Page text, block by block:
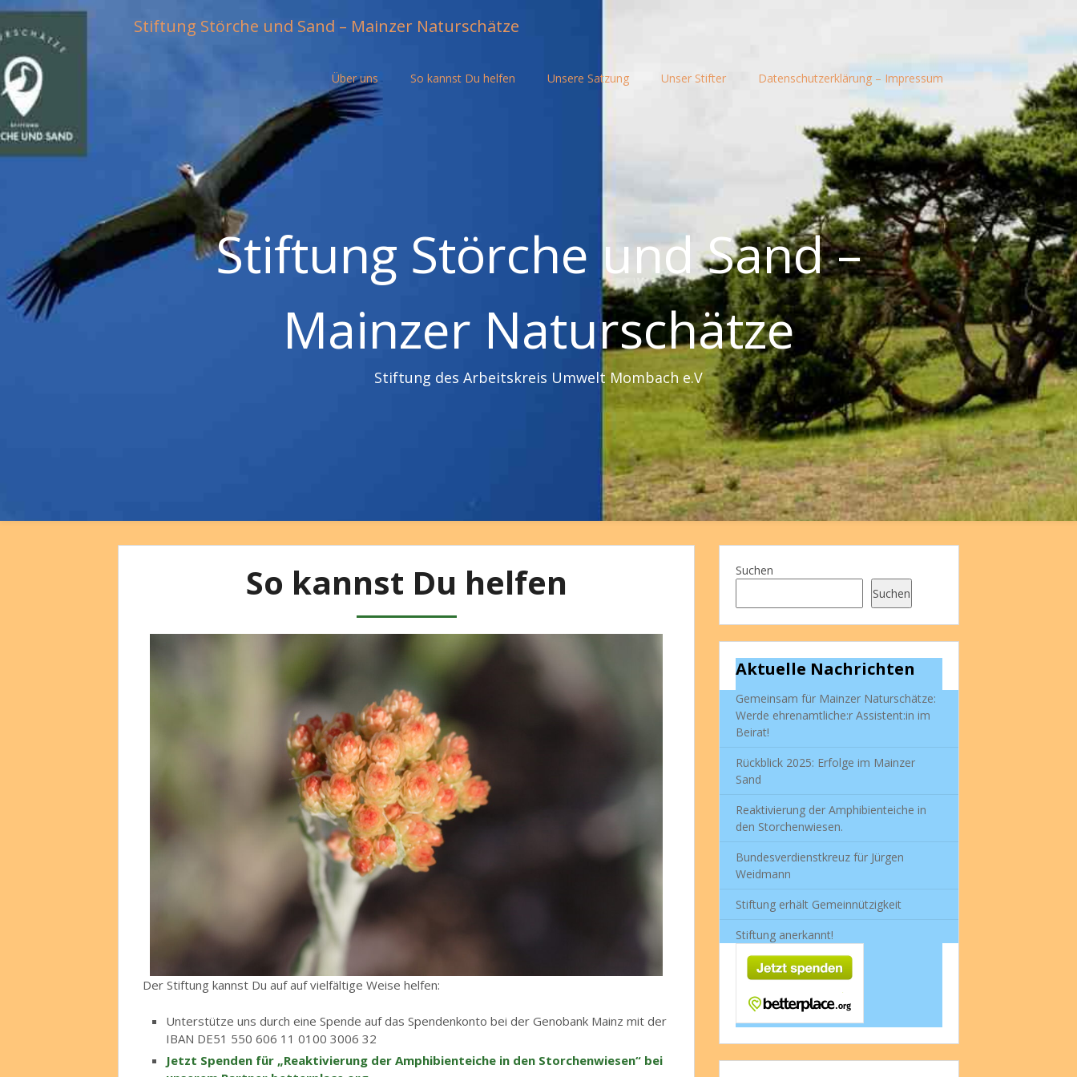
Skip
content
Stiftung Störche und Sand – Mainzer Naturschätze
Über uns So kannst Du helfen Unsere Satzung Unser Stifter Datenschutzerklärung – Impressum
Stiftung Störche und Sand –
Mainzer Naturschätze
Stiftung des Arbeitskreis Umwelt Mombach e.V
So kannst Du helfen
Der Stiftung kannst Du auf auf vielfältige Weise helfen:
Unterstütze uns durch eine Spende auf das Spendenkonto bei der Genobank Mainz mit der
IBAN DE51 550 606 11 0100 3006 32
Jetzt Spenden für „Reaktivierung der Amphibienteiche in den Storchenwiesen“ bei
Suchen
Suchen
Aktuelle Nachrichten
Gemeinsam für Mainzer Naturschätze:
Werde ehrenamtliche:r Assistent:in im
Beirat!
Rückblick 2025: Erfolge im Mainzer
Sand
Reaktivierung der Amphibienteiche in
den Storchenwiesen.
Bundesverdienstkreuz für Jürgen
Weidmann
Stiftung erhält Gemeinnützigkeit
Stiftung anerkannt!